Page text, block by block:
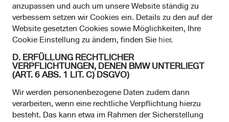
anzupassen und auch um unsere Website ständig zu
verbessern setzen wir Cookies ein. Details zu den auf der
Website gesetzten Cookies sowie Möglichkeiten, Ihre
Cookie Einstellung zu ändern, finden Sie hier.
D. ERFÜLLUNG RECHTLICHER
VERPFLICHTUNGEN, DENEN BMW UNTERLIEGT
(ART. 6 ABS. 1 LIT. C) DSGVO)
Wir werden personenbezogene Daten zudem dann
verarbeiten, wenn eine rechtliche Verpflichtung hierzu
besteht. Das kann etwa im Rahmen der Sicherstellung